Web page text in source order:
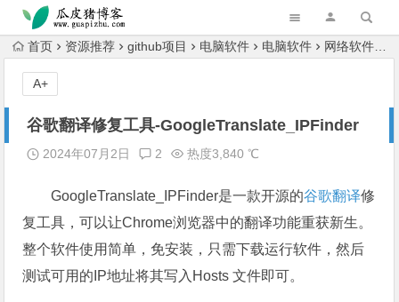
跳转到主内容
首页 资源推荐 github项目 电脑软件 电脑软件 网络软件
谷歌翻译修复工具-GoogleTranslate_IPFinder
2024年07月2日 2 热度3,840 ℃
GoogleTranslate_IPFinder是一款开源的谷歌翻译修
复工具，可以让Chrome浏览器中的翻译功能重获新生。
整个软件使用简单，免安装，只需下载运行软件，然后
测试可用的IP地址将其写入Hosts 文件即可。
A+